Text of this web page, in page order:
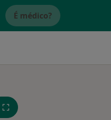
É médico?